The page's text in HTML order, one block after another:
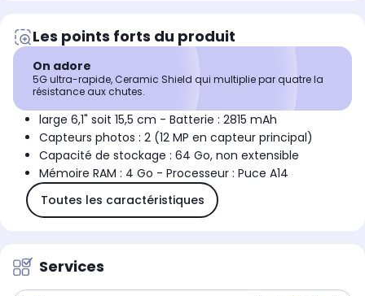
Les points forts du produit
On adore
5G ultra-rapide, Ceramic Shield qui multiplie par quatre la
résistance aux chutes.
large 6,1" soit 15,5 cm - Batterie : 2815 mAh
Capteurs photos : 2 (12 MP en capteur principal)
Capacité de stockage : 64 Go, non extensible
Mémoire RAM : 4 Go - Processeur : Puce A14
Toutes les caractéristiques
Services